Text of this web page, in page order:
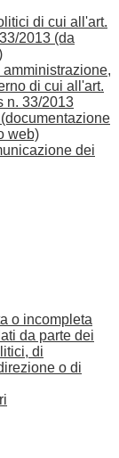
di cui all'art.
2013 (da
di cui all'art.
n. 33/2013
web)
dei
o incompleta
da parte dei
di
o di